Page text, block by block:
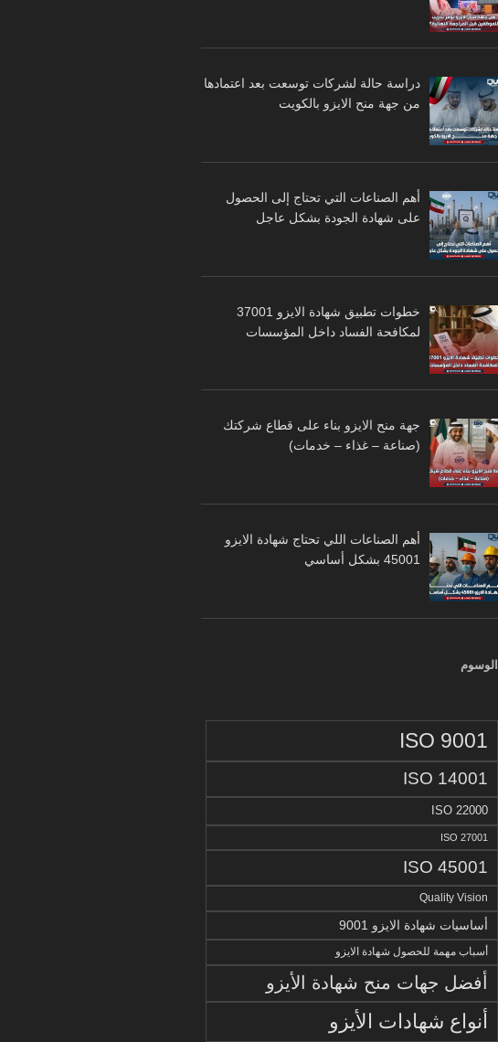
دراسة حالة لشركات توسعت بعد اعتمادها
من جهة منح الايزو بالكويت
أهم الصناعات التي تحتاج إلى الحصول
على شهادة الجودة بشكل عاجل
خطوات تطبيق شهادة الايزو 37001
لمكافحة الفساد داخل المؤسسات
جهة منح الايزو بناء على قطاع شركتك
(صناعة – غذاء – خدمات)
أهم الصناعات اللي تحتاج شهادة الايزو
45001 بشكل أساسي
الوسوم
ISO 9001
ISO 14001
ISO 22000
ISO 27001
ISO 45001
Quality Vision
أساسيات شهادة الايزو 9001
أسباب مهمة للحصول شهادة الايزو
أفضل جهات منح شهادة الأيزو
أنواع شهادات الأيزو